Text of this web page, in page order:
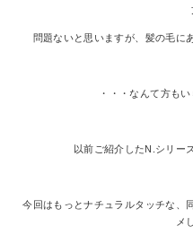
問題ないと思いますが、髪の毛に
・・・なんて方も
以前ご紹介したN.シリー
今回はもっとナチュラルタッチな、
メ